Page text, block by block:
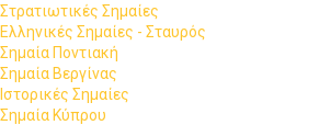
Στρατιωτικές Σημαίες
Ελληνικές Σημαίες - Σταυρός
Σημαία Ποντιακή
Σημαία Βεργίνας
Ιστορικές Σημαίες
Σημαία Κύπρου